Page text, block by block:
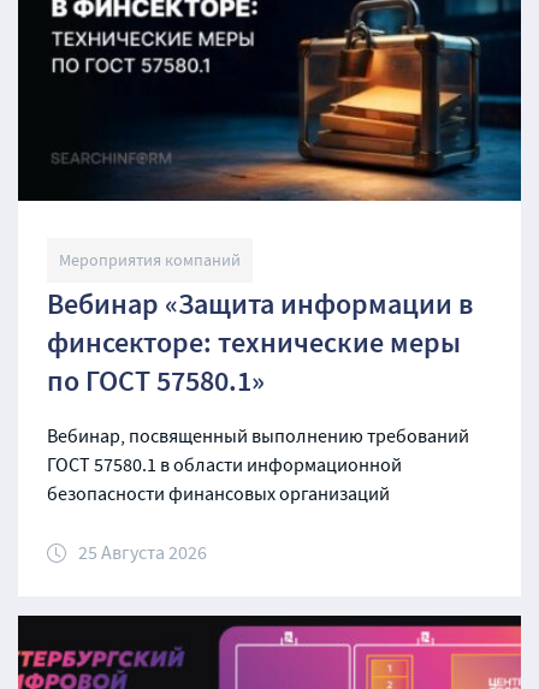
Мероприятия компаний
Вебинар «Защита информации в
финсекторе: технические меры
по ГОСТ 57580.1»
Вебинар, посвященный выполнению требований
ГОСТ 57580.1 в области информационной
безопасности финансовых организаций
25 Августа 2026